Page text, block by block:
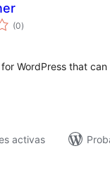
(0evaluación
total
)
WordPress that
activas